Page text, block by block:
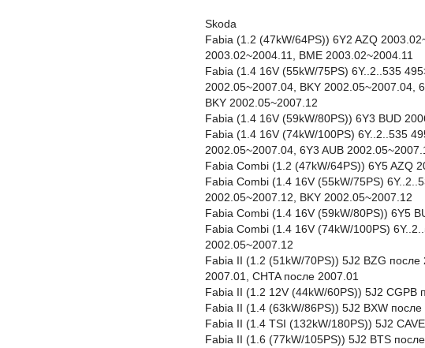
Skoda
Fabia (1.2 (47kW/64PS)) 6Y2 AZQ
2003.02~2004.11, BME 2003.02~2004.11
Fabia (1.4 16V (55kW/75PS) 6Y..2..535
2002.05~2007.04, BKY 2002.05~2007.04,
BKY 2002.05~2007.12
Fabia (1.4 16V (59kW/80PS)) 6Y3 BUD
Fabia (1.4 16V (74kW/100PS) 6Y..2..535
2002.05~2007.04, 6Y3 AUB
Fabia Combi (1.2 (47kW/64PS)) 6Y5 AZQ
Fabia Combi (1.4 16V (55kW/75PS)
2002.05~2007.12, BKY 2002.05~2007.12
Fabia Combi (1.4 16V (59kW/80PS)) 6Y5
Fabia Combi (1.4 16V (74kW/100PS)
2002.05~2007.12
Fabia II (1.2 (51kW/70PS)) 5J2 BZG
2007.01, CHTA после 2007.01
Fabia II (1.2 12V (44kW/60PS)) 5J2 CGPB
Fabia II (1.4 (63kW/86PS)) 5J2 BXW
Fabia II (1.4 TSI (132kW/180PS)) 5J2
Fabia II (1.6 (77kW/105PS)) 5J2 BTS